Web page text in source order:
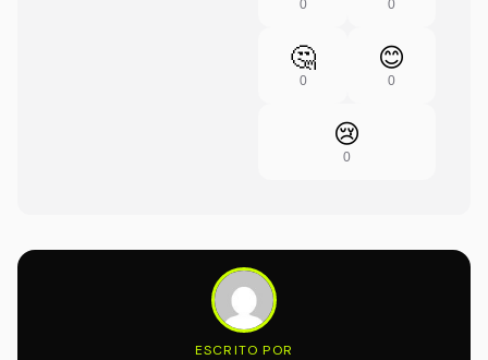
0 0
🤔
0
😊
0
😢
0
ESCRITO POR